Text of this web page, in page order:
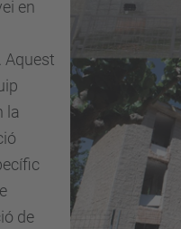
en
Aquest
la
de